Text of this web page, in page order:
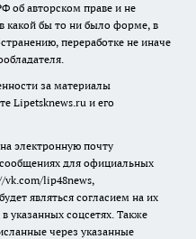
об авторском праве и не
какой бы то ни было форме, в
переработке не иначе
за материалы
Lipetsknews.ru и его
электронную почту
для официальных
vk.com/lip48news,
являться согласием на их
указанных соцсетях. Также
через указанные